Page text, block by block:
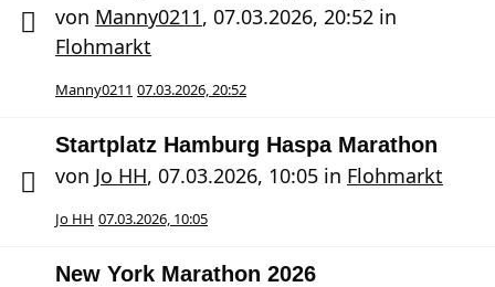
von Manny0211, 07.03.2026, 20:52 in
Flohmarkt
Manny0211 07.03.2026, 20:52
Startplatz Hamburg Haspa Marathon
von Jo HH, 07.03.2026, 10:05 in Flohmarkt
Jo HH 07.03.2026, 10:05
New York Marathon 2026